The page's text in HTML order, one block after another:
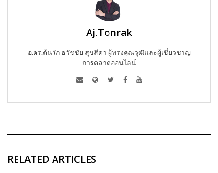
Aj.Tonrak
อ.ดร.ต้นรัก ธวัชชัย สุขสีดา ผู้ทรงคุณวุฒิและผู้เชี่ยวชาญ
การตลาดออนไลน์
RELATED ARTICLES